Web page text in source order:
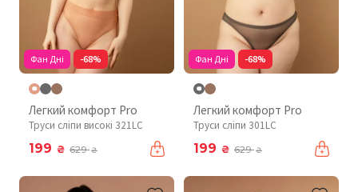
Фан Дні -68%
Легкий комфорт Pro
Труси сліпи високі 321LC
199 ₴ 629₴
Фан Дні -68%
Легкий комфорт Pro
Труси сліпи 301LC
199 ₴ 629₴